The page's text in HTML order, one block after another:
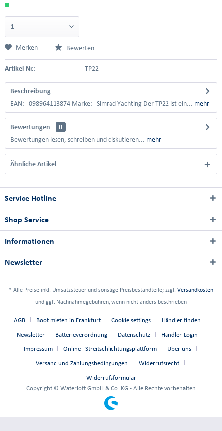
Merken Bewerten
Artikel-Nr.: TP22
Beschreibung
EAN: 098964113874 Marke: Simrad Yachting Der TP22 ist ein... mehr
Bewertungen
0
Bewertungen lesen, schreiben und diskutieren... mehr
Ähnliche Artikel
Service Hotline
Shop Service
Informationen
Newsletter
* Alle Preise inkl. Umsatzsteuer und sonstige Preisbestandteile; zzgl. Versandkosten
und ggf. Nachnahmegebühren, wenn nicht anders beschrieben
AGB Boot mieten in Frankfurt Cookie settings Händler finden
Newsletter Batterieverordnung Datenschutz Händler-Login
Impressum Online –Streitschlichtungsplattform Über uns
Versand und Zahlungsbedingungen Widerrufsrecht
Widerrufsformular
Copyright © Waterloft GmbH & Co. KG - Alle Rechte vorbehalten